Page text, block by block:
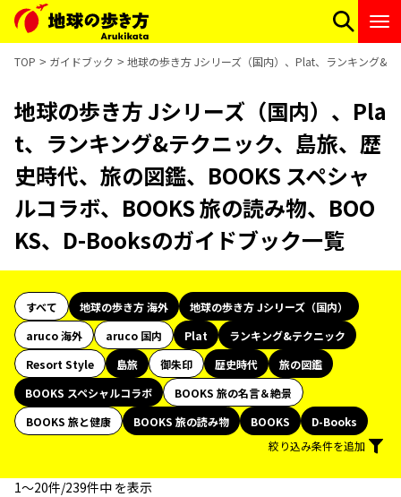
TOP ガイドブック 地球の歩き方 Jシリーズ（国内）、Plat、ランキング&
地球の歩き方 Jシリーズ（国内）、Pla
t、ランキング&テクニック、島旅、歴
史時代、旅の図鑑、BOOKS スペシャ
ルコラボ、BOOKS 旅の読み物、BOO
KS、D-Booksのガイドブック一覧
すべて 地球の歩き方 海外
地球の歩き方 Jシリーズ（国内）
aruco 海外
aruco 国内 Plat
ランキング&テクニック
Resort Style
島旅 御朱印 歴史時代
旅の図鑑
BOOKS スペシャルコラボ
BOOKS 旅の名言＆絶景
BOOKS 旅と健康
BOOKS 旅の読み物 BOOKS
D-Books
絞り込み条件を追加
1〜20件/239件中 を表示